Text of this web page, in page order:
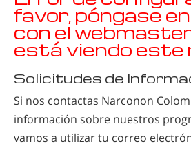
favor, póngase
con el
está viendo este
Solicitudes de
Si nos contactas Narconon
información sobre nuestros
vamos a utilizar tu correo